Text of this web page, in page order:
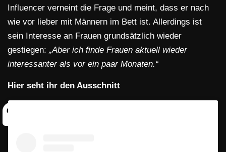
Influencer verneint die Frage und meint, dass er nach
wie vor lieber mit Männern im Bett ist. Allerdings ist
sein Interesse an Frauen grundsätzlich wieder
gestiegen: „Aber ich finde Frauen aktuell wieder
interessanter als vor ein paar Monaten.“
Hier seht ihr den Ausschnitt